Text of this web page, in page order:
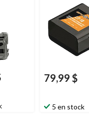
de sentier/de
79,99 $
5 en stock